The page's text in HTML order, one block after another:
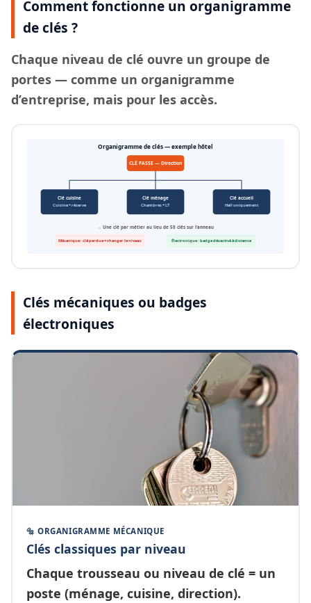
Comment fonctionne un organigramme
de clés ?
Chaque niveau de clé ouvre un groupe de
portes — comme un organigramme
d’entreprise, mais pour les accès.
Organigramme de clés — exemple hôtel
CLÉ PASSE — Direction
Clé cuisine
Cuisine + réserve
Clé ménage
Chambres + LT
Clé accueil
Hall uniquement
→ Une clé par métier au lieu de 50 clés sur l’anneau
Mécanique : clé perdue = changer le niveau Électronique : badge désactivé à distance
Clés mécaniques ou badges
électroniques
🔩 ORGANIGRAMME MÉCANIQUE
Clés classiques par niveau
Chaque trousseau ou niveau de clé = un
poste (ménage, cuisine, direction).